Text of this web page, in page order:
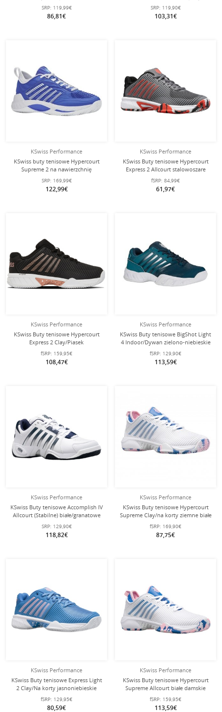
białe/olśniewająco niebieskie
męskie
SRP: 119,99€
86,81€
SRP: 119,90€
103,31€
KSwiss Performance
KSwiss buty tenisowe Hypercourt
Supreme 2 na nawierzchnię
clay/sand 2026 olśniewający
niebieski/biały męskie
SRP: 169,99€
122,99€
KSwiss Performance
KSwiss Buty tenisowe Hypercourt
Express 2 Allcourt stalowoszare
dziecięce
fSRP: 84,99€
61,97€
KSwiss Performance
KSwiss Buty tenisowe Hypercourt
Express 2 Clay/Piasek
czarne/różowe Damskie
fSRP: 159,95€
108,47€
KSwiss Performance
KSwiss Buty tenisowe BigShot Light
4 Indoor/Dywan zielono-niebieskie
Męskie
fSRP: 129,90€
113,59€
KSwiss Performance
KSwiss Buty tenisowe Accomplish IV
Allcourt (Stabilne) białe/granatowe
męskie
SRP: 129,90€
118,82€
KSwiss Performance
KSwiss Buty tenisowe Hypercourt
Supreme Clay/na korty ziemne białe
Damskie
fSRP: 169,90€
87,75€
KSwiss Performance
KSwiss Buty tenisowe Express Light
2 Clay/Na korty jasnoniebieskie
Damskie
fSRP: 129,95€
80,59€
KSwiss Performance
KSwiss Buty tenisowe Hypercourt
Supreme Allcourt białe damskie
fSRP: 159,95€
113,59€